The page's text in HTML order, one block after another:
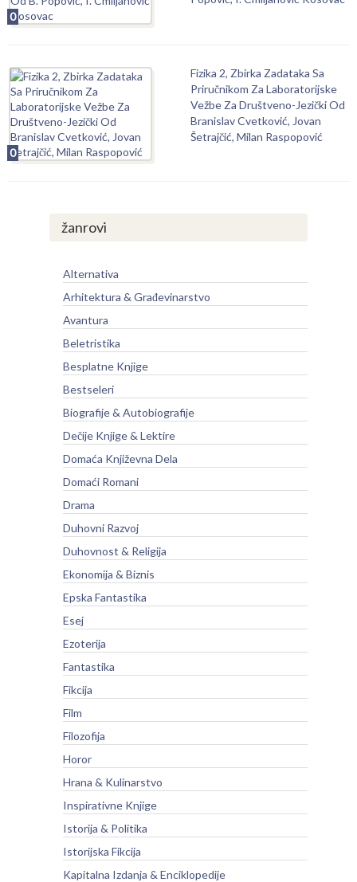
0
0
Fizika 2, Zbirka Zadataka Sa
Priručnikom Za Laboratorijske
Vežbe Za Društveno-Jezički Od
Branislav Cvetković, Jovan
Šetrajčić, Milan Raspopović
žanrovi
Alternativa
Arhitektura & Građevinarstvo
Avantura
Beletristika
Besplatne Knjige
Bestseleri
Biografije & Autobiografije
Dečije Knjige & Lektire
Domaća Književna Dela
Domaći Romani
Drama
Duhovni Razvoj
Duhovnost & Religija
Ekonomija & Biznis
Epska Fantastika
Esej
Ezoterija
Fantastika
Fikcija
Film
Filozofija
Horor
Hrana & Kulinarstvo
Inspirativne Knjige
Istorija & Politika
Istorijska Fikcija
Kapitalna Izdanja & Enciklopedije